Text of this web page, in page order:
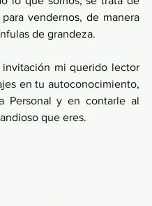
vendernos, de manera
de grandeza.
invitación mi querido lector
en tu autoconocimiento,
Personal y en contarle al
que eres.